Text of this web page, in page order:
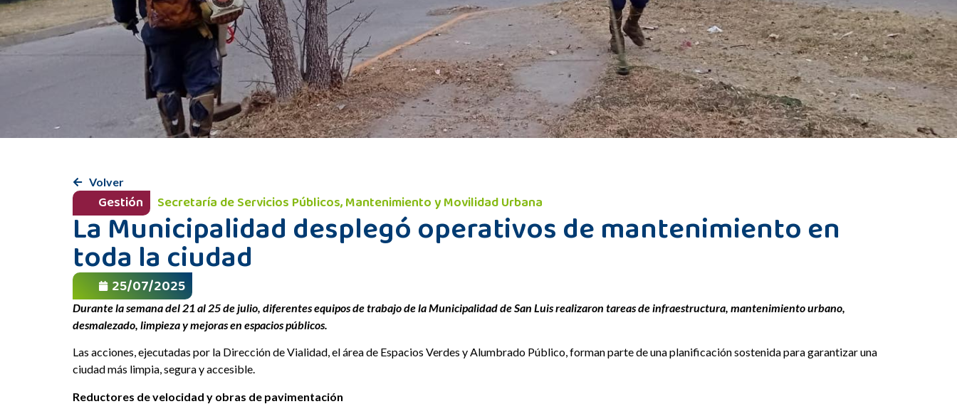
Volver
Gestión Secretaría de Servicios Públicos, Mantenimiento y Movilidad Urbana
La Municipalidad desplegó operativos de mantenimiento en
toda la ciudad
25/07/2025
Durante la semana del 21 al 25 de julio, diferentes equipos de trabajo de la Municipalidad de San Luis realizaron tareas de infraestructura, mantenimiento urbano,
desmalezado, limpieza y mejoras en espacios públicos.
Las acciones, ejecutadas por la Dirección de Vialidad, el área de Espacios Verdes y Alumbrado Público, forman parte de una planificación sostenida para garantizar una
ciudad más limpia, segura y accesible.
Reductores de velocidad y obras de pavimentación